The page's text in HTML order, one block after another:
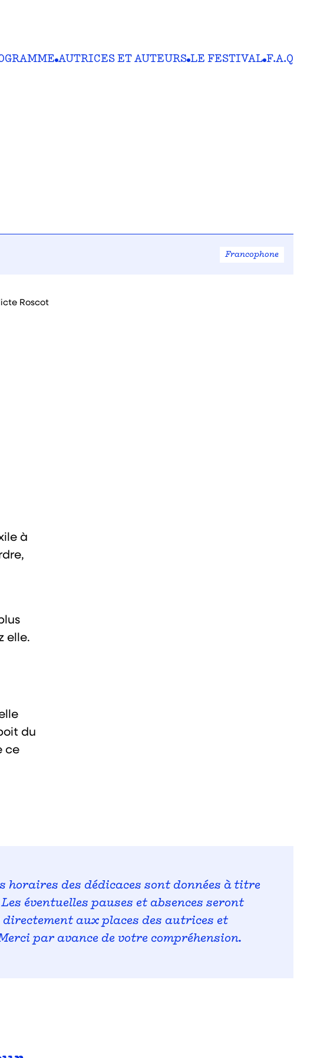
AUTRICES ET AUTEURS LE FESTIVAL F.A.Q
Francophone
Roscot
à
elle.
du
ce
horaires des dédicaces sont données à titre
éventuelles pauses et absences seront
aux places des autrices et
par avance de votre compréhension.